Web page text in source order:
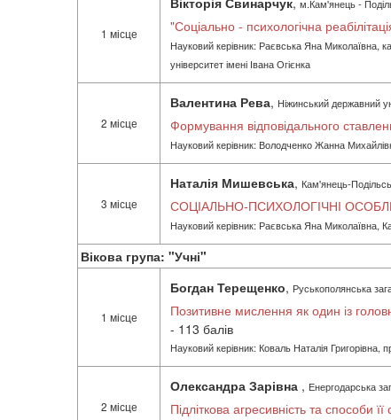
1 місце
м.Кам'янець -
"Соціально - психологічна
Науковий керівник: Раєвська Яна Миколаївна,
університет імені Івана Огієнка
2 місце
Валентина Рева, Ніжинський державний
Формування відповідального
Науковий керівник: Володченко Жанна
3 місце
Наталія Мишевська, Кам'янець-
СОЦІАЛЬНО-ПСИХОЛОГІЧНІ
Науковий керівник: Раєвська Яна Миколаївна,
Вікова група: "Учні"
1 місце
Богдан Терещенко, Руськополянська
Позитивне мислення як один із
- 113 балів
Науковий керівник: Коваль Наталія Григорівна,
2 місце
Олександра Зарівна , Енергодарська
Підліткова агресивність та способи її